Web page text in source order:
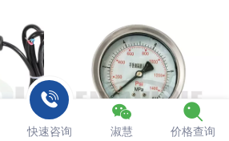
快速咨询 淑慧 价格查询